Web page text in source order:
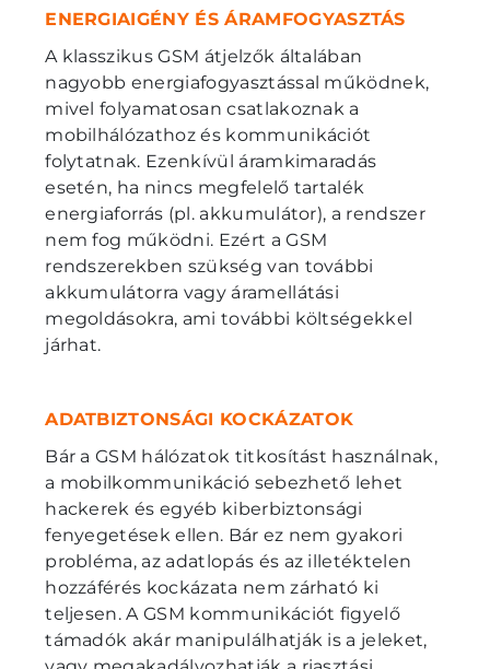
ENERGIAIGÉNY ÉS ÁRAMFOGYASZTÁS
A klasszikus GSM átjelzők általában
nagyobb energiafogyasztással működnek,
mivel folyamatosan csatlakoznak a
mobilhálózathoz és kommunikációt
folytatnak. Ezenkívül áramkimaradás
esetén, ha nincs megfelelő tartalék
energiaforrás (pl. akkumulátor), a rendszer
nem fog működni. Ezért a GSM
rendszerekben szükség van további
akkumulátorra vagy áramellátási
megoldásokra, ami további költségekkel
járhat.
ADATBIZTONSÁGI KOCKÁZATOK
Bár a GSM hálózatok titkosítást használnak,
a mobilkommunikáció sebezhető lehet
hackerek és egyéb kiberbiztonsági
fenyegetések ellen. Bár ez nem gyakori
probléma, az adatlopás és az illetéktelen
hozzáférés kockázata nem zárható ki
teljesen. A GSM kommunikációt figyelő
támadók akár manipulálhatják is a jeleket,